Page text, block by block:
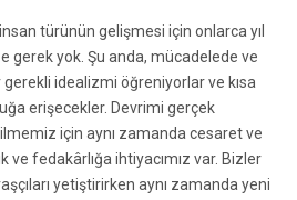
türünün gelişmesi için onlarca yıl
gerek yok. Şu anda, mücadelede ve
idealizmi öğreniyorlar ve kısa
erişecekler. Devrimi gerçek
için aynı zamanda cesaret ve
ve fedakârlığa ihtiyacımız var. Bizler
yetiştirirken aynı zamanda yeni